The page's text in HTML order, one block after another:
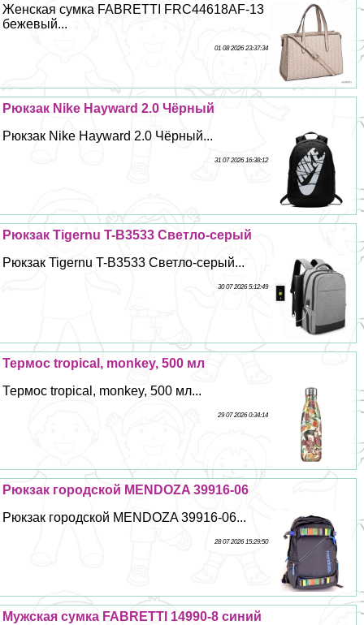
Женская сумка FABRETTI FRC44618AF-13
бежевый...
01 08 2026 23:37:34
Рюкзак Nike Hayward 2.0 Чёрный
Рюкзак Nike Hayward 2.0 Чёрный...
31 07 2026 16:38:12
Рюкзак Tigernu T-B3533 Светло-серый
Рюкзак Tigernu T-B3533 Светло-серый...
30 07 2026 5:12:49
Термос tropical, monkey, 500 мл
Термос tropical, monkey, 500 мл...
29 07 2026 0:34:14
Рюкзак городской MENDOZA 39916-06
Рюкзак городской MENDOZA 39916-06...
28 07 2026 15:29:50
Мужская сумка FABRETTI 14990-8 синий